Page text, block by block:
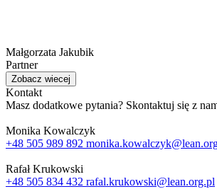
Małgorzata Jakubik
Partner
Zobacz wiecej
Kontakt
Masz dodatkowe pytania? Skontaktuj się z
Monika Kowalczyk
+48 505 989 892
Rafał Krukowski
+48 505 834 432 rafal.krukowski@lean.org.pl